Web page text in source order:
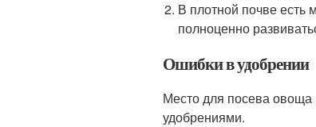
В плотной почве есть
полноценно
Ошибки в удобрении
Место для посева овоща
удобрениями.